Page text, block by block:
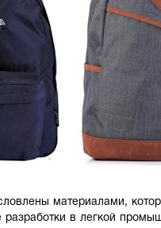
материалами,
в легкой